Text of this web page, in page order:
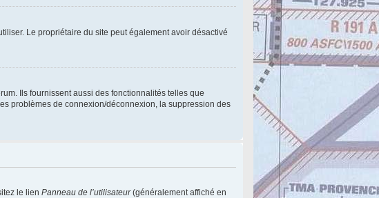
Le propriétaire du site peut également avoir désactivé
Ils fournissent aussi des fonctionnalités telles que
problèmes de connexion/déconnexion, la suppression des
le lien Panneau de l’utilisateur(généralement affiché en